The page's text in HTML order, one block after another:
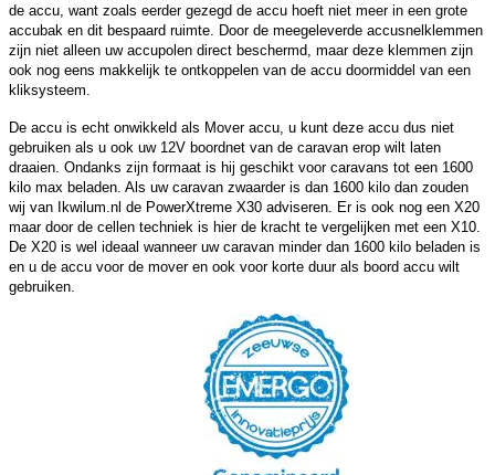
de accu, want zoals eerder gezegd de accu hoeft niet meer in een grote
accubak en dit bespaard ruimte. Door de meegeleverde accusnelklemmen
zijn niet alleen uw accupolen direct beschermd, maar deze klemmen zijn
ook nog eens makkelijk te ontkoppelen van de accu doormiddel van een
kliksysteem.
De accu is echt onwikkeld als Mover accu, u kunt deze accu dus niet
gebruiken als u ook uw 12V boordnet van de caravan erop wilt laten
draaien. Ondanks zijn formaat is hij geschikt voor caravans tot een 1600
kilo max beladen. Als uw caravan zwaarder is dan 1600 kilo dan zouden
wij van Ikwilum.nl de PowerXtreme X30 adviseren. Er is ook nog een X20
maar door de cellen techniek is hier de kracht te vergelijken met een X10.
De X20 is wel ideaal wanneer uw caravan minder dan 1600 kilo beladen is
en u de accu voor de mover en ook voor korte duur als boord accu wilt
gebruiken.